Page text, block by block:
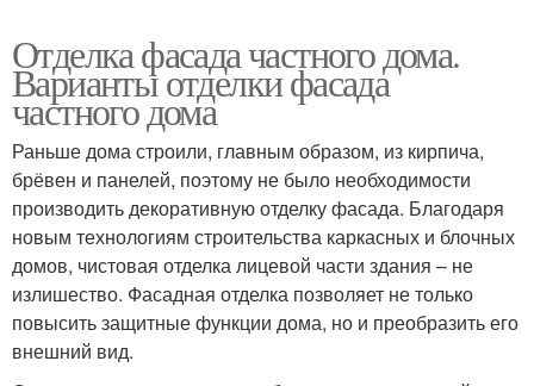
Отделка фасада частного дома.
Варианты отделки фасада
частного дома
Раньше дома строили, главным образом, из кирпича,
брёвен и панелей, поэтому не было необходимости
производить декоративную отделку фасада. Благодаря
новым технологиям строительства каркасных и блочных
домов, чистовая отделка лицевой части здания – не
излишество. Фасадная отделка позволяет не только
повысить защитные функции дома, но и преобразить его
внешний вид.